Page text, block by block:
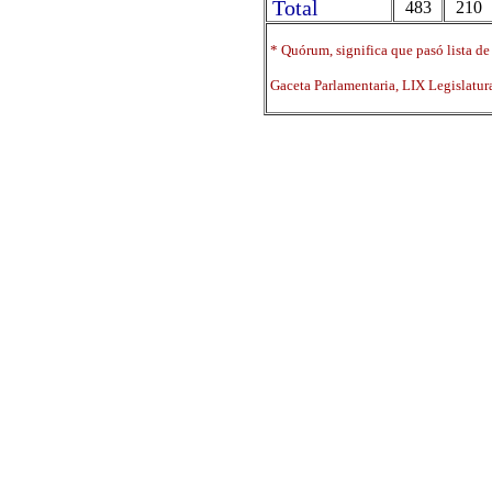
Total
483 210
* Quórum, significa que pasó lista
Gaceta Parlamentaria, LIX